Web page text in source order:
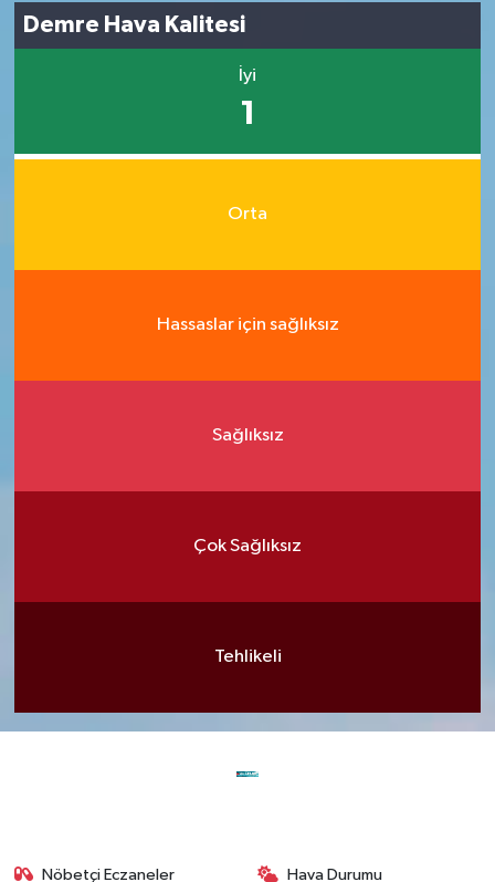
Demre Hava Kalitesi
İyi
1
Orta
Hassaslar için sağlıksız
Sağlıksız
Çok Sağlıksız
Tehlikeli
Nöbetçi Eczaneler Hava Durumu